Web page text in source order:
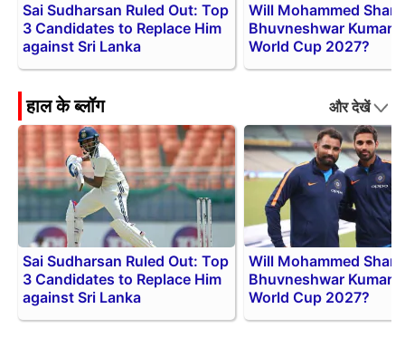
Sai Sudharsan Ruled Out: Top
3 Candidates to Replace Him
against Sri Lanka
Will Mohammed
Bhuvneshwar Kumar
World Cup 2027?
हाल के ब्लॉग और देखें
Sai Sudharsan Ruled Out: Top
3 Candidates to Replace Him
against Sri Lanka
Will Mohammed
Bhuvneshwar Kumar
World Cup 2027?